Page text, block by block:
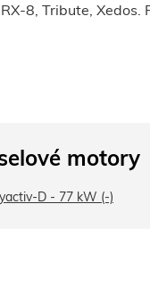
8, Tribute,
motory
D - 77 kW (-)